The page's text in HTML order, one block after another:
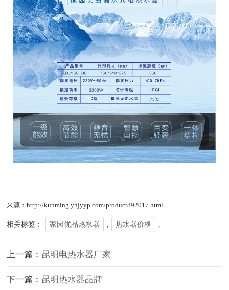
来源：http://kunming.ynjyyp.com/product892017.html
相关标签： 家园优品热水器 热水器价格
上一篇： 昆明电热水器厂家
下一篇： 昆明热水器品牌